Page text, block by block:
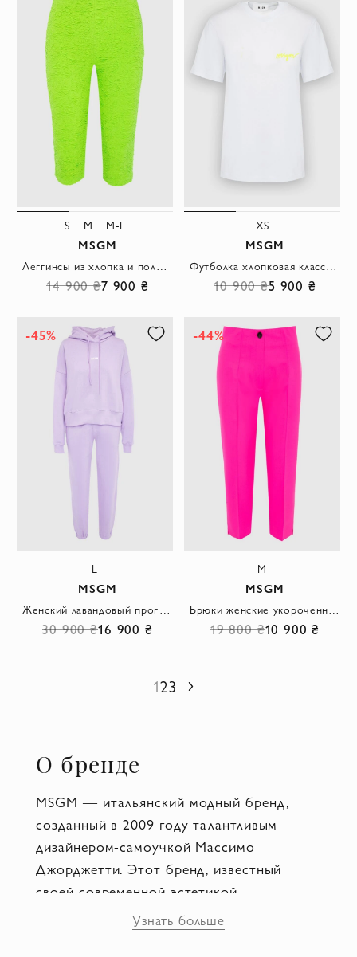
S M M-L
MSGM
14 900 ₴7 900 ₴
XS
MSGM
10 900 ₴5 900 ₴
-45%
L
MSGM
Женский лавандовый прогулочный костюм из хлопка с худи и брюками
30 900 ₴16 900 ₴
-44%
M
MSGM
Брюки женские укороченные ярко-розовые
19 800 ₴10 900 ₴
123 Следующий
О бренде
MSGM — итальянский модный бренд,
созданный в 2009 году талантливым
дизайнером-самоучкой Массимо
Джорджетти. Этот бренд, известный
своей современной эстетикой,
неординарным дизайном и
оригинальными принтами, является одним
Узнать больше